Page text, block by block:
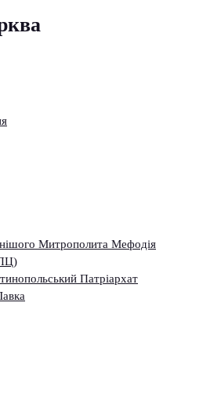
Митрополита Мефодія
Патріархат